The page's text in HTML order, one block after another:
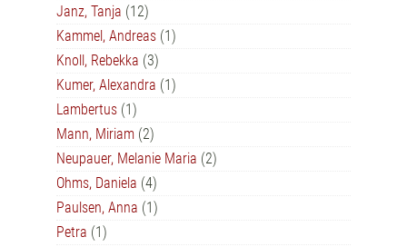
Janz, Tanja (12)
Kammel, Andreas (1)
Knoll, Rebekka (3)
Kumer, Alexandra (1)
Lambertus (1)
Mann, Miriam (2)
Neupauer, Melanie Maria (2)
Ohms, Daniela (4)
Paulsen, Anna (1)
Petra (1)